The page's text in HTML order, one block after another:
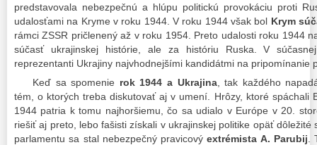
predstavovala nebezpečnú a hlúpu politickú provokáciu proti
udalosťami na Kryme v roku 1944. V roku 1944 však bol Krym
rámci ZSSR pričlenený až v roku 1954. Preto udalosti roku 1944
súčasť ukrajinskej histórie, ale za históriu Ruska. V
reprezentanti Ukrajiny najvhodnejšími kandidátmi na pripomínanie
Keď sa spomenie rok 1944 a Ukrajina, tak každého
tém, o ktorých treba diskutovať aj v umení. Hrôzy, ktoré spáchali
1944 patria k tomu najhoršiemu, čo sa udialo v Európe v 20.
riešiť aj preto, lebo fašisti získali v ukrajinskej politike opäť dôležité
parlamentu sa stal nebezpečný pravicovýextrémista A. Parubij